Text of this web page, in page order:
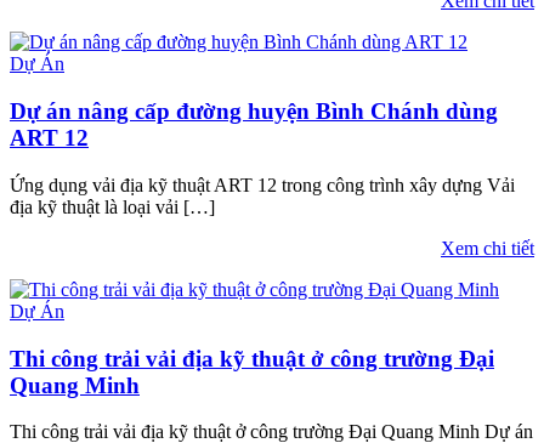
Dự Án
Dự án nâng cấp đường huyện Bình Chánh dùng
ART 12
Ứng dụng vải địa kỹ thuật ART 12 trong công trình xây dựng Vải
địa kỹ thuật là loại vải […]
Xem chi tiết
Dự Án
Thi công trải vải địa kỹ thuật ở công trường Đại
Quang Minh
Thi công trải vải địa kỹ thuật ở công trường Đại Quang Minh Dự án